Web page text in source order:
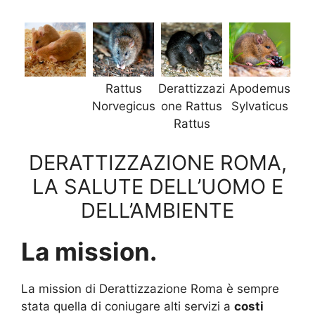
Rattus
Norvegicus
Derattizzazi
one Rattus
Rattus
Apodemus
Sylvaticus
DERATTIZZAZIONE ROMA,
LA SALUTE DELL’UOMO E
DELL’AMBIENTE
La mission.
La mission di Derattizzazione Roma è sempre
stata quella di coniugare alti servizi a costi